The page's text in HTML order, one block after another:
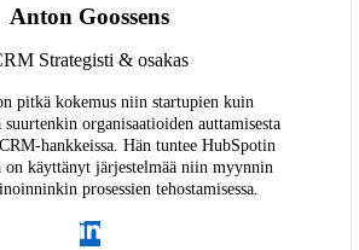
Anton Goossens
Strategisti & osakas
pitkä kokemus niin startupien kuin
organisaatioiden auttamisesta
hankkeissa. Hän tuntee HubSpotin
on käyttänyt järjestelmää niin myynnin
prosessien tehostamisessa.